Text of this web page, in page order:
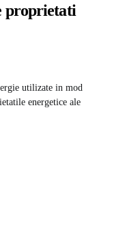
proprietati
utilizate in mod
energetice ale